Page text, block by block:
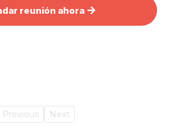
reunión ahora
Previous Next